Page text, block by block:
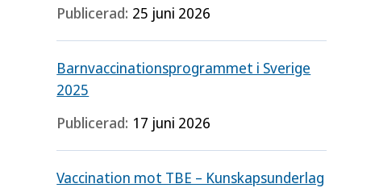
Publicerad: 25 juni 2026
Barnvaccinationsprogrammet i Sverige
2025
Publicerad: 17 juni 2026
Vaccination mot TBE – Kunskapsunderlag